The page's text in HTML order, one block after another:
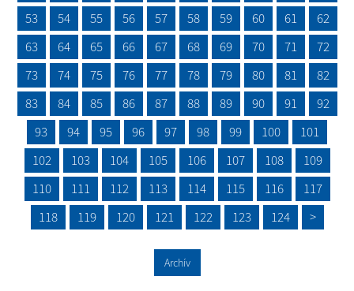
53
54 55 56 57 58 59 60 61
62
63
64 65 66 67 68 69 70 71
72
73
74 75 76 77 78 79 80 81
82
83
84 85 86 87 88 89 90 91
92
93
94 95 96 97 98 99 100
101
102
103 104 105 106 107 108
109
110
111 112 113 114 115 116
117
118
119 120 121 122 123 124 >
Archív